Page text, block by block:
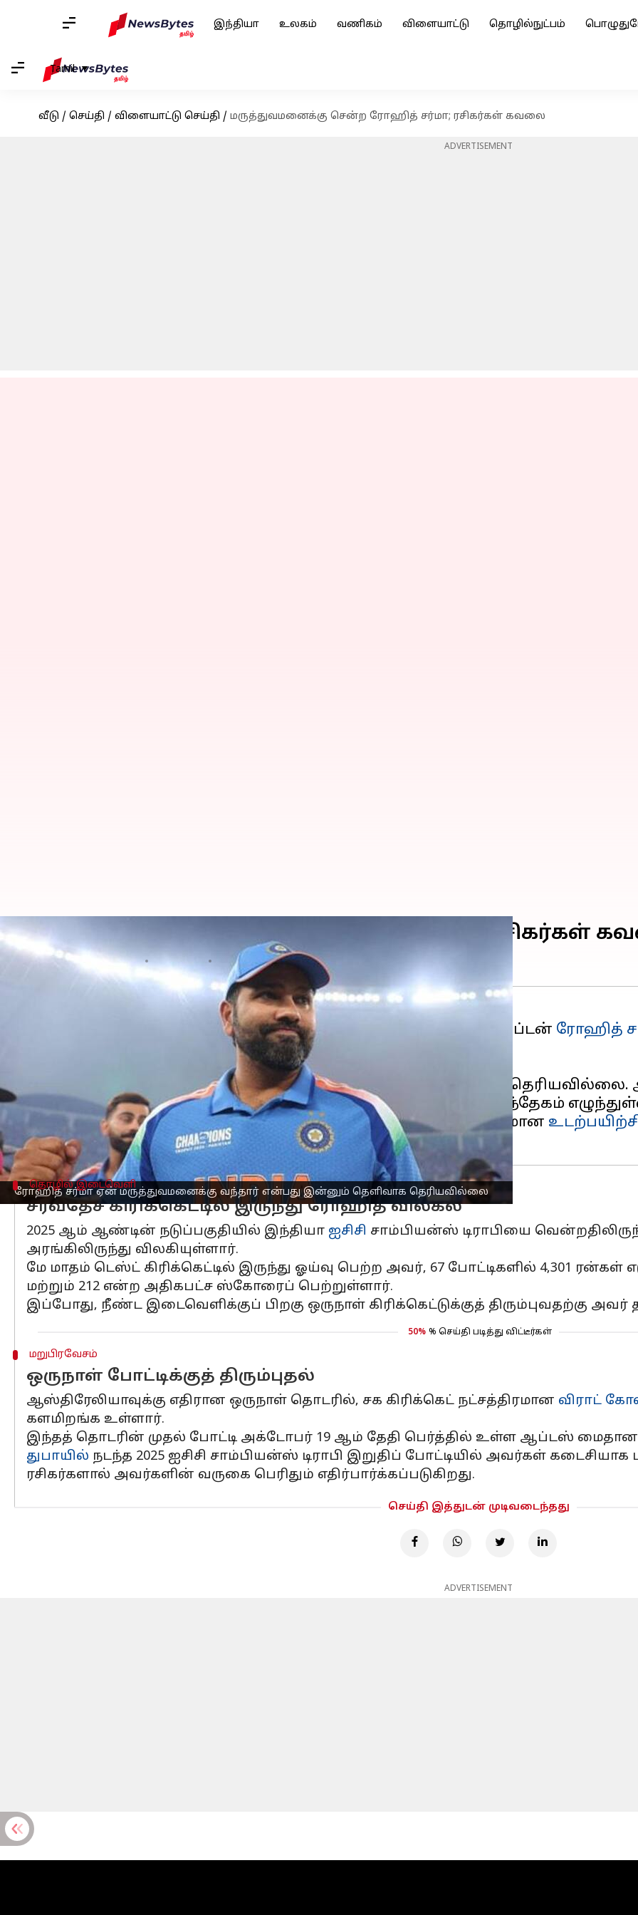
இந்தியா உலகம் வணிகம் விளையாட்டு தொழில்நுட்பம்
Tamil
வீடு / செய்தி / விளையாட்டு செய்தி / மருத்துவமனைக்கு சென்ற ரோஹித் சர்மா; ரசிகர்கள் கவலை
ADVERTISEMENT
ரோஹித் சர்மா ஏன் மருத்துவமனைக்கு வந்தார் என்பது இன்னும் தெளிவாக தெரியவில்லை
மருத்துவமனைக்கு சென்ற ரோஹித் சர்மா; ரசிகர்கள்
எழுதியவர் Venkatalakshmi V Sep 09, 2025 10:59 am
இந்திய அணியின் தற்போதைய ஒருநாள் அணியின் கேப்டன் ரோஹித்
கோகிலாபென் மருத்துவமனையில் காணப்பட்டார்.
இது ரசிகர்களிடையே உடல்நலக் கவலையை ஏற்படுத்தியுள்ளது.
அவர் ஏன் மருத்துவமனைக்கு வந்தார் என்பது இன்னும் தெளிவாக
பெங்களூருவில்உள்ள பிசிசிஐயின் சிறப்பு மையத்தில் வெற்றிகரமான
தொழில் இடைவெளி
சர்வதேச கிரிக்கெட்டில் இருந்து ரோஹித் விலகல்
2025 ஆம் ஆண்டின் நடுப்பகுதியில் இந்தியா ஐசிசி சாம்பியன்ஸ் டிராபியை
அரங்கிலிருந்து விலகியுள்ளார்.
மே மாதம் டெஸ்ட் கிரிக்கெட்டில் இருந்து ஓய்வு பெற்ற அவர், 67 போட்டிகளில் 4,301 ரன்கள்
மற்றும் 212 என்ற அதிகபட்ச ஸ்கோரைப் பெற்றுள்ளார்.
இப்போது, ​​நீண்ட இடைவெளிக்குப் பிறகு ஒருநாள் கிரிக்கெட்டுக்குத் திரும்புவதற்கு அவர்
50% % செய்தி படித்து விட்டீர்கள்
மறுபிரவேசம்
ஒருநாள் போட்டிக்குத் திரும்புதல்
ஆஸ்திரேலியாவுக்கு எதிரான ஒருநாள் தொடரில், சக கிரிக்கெட் நட்சத்திரமான விராட்
களமிறங்க உள்ளார்.
இந்தத் தொடரின் முதல் போட்டி அக்டோபர் 19 ஆம் தேதி பெர்த்தில் உள்ள ஆப்டஸ்
துபாயில் நடந்த 2025 ஐசிசி சாம்பியன்ஸ் டிராபி இறுதிப் போட்டியில் அவர்கள் கடைசியாக
ரசிகர்களால் அவர்களின் வருகை பெரிதும் எதிர்பார்க்கப்படுகிறது.
செய்தி இத்துடன் முடிவடைந்தது
ADVERTISEMENT